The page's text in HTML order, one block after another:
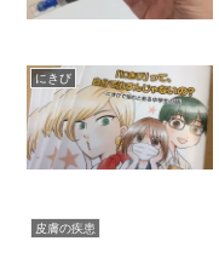
にきび
皮膚の疾患